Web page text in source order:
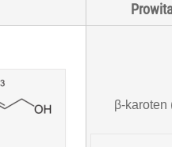
β-karoten